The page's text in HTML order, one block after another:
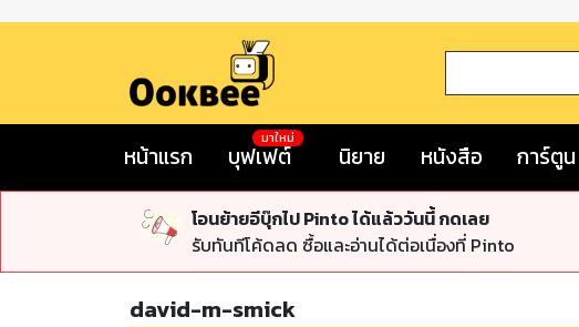
หน้าแรก บุฟเฟต์
มาใหม่
นิยาย หนังสือ การ์ตูน
โอนย้ายอีบุ๊กไป Pinto ได้แล้ววันนี้ กดเลย
รับทันทีโค้ดลด ซื้อและอ่านได้ต่อเนื่องที่ Pinto
david-m-smick